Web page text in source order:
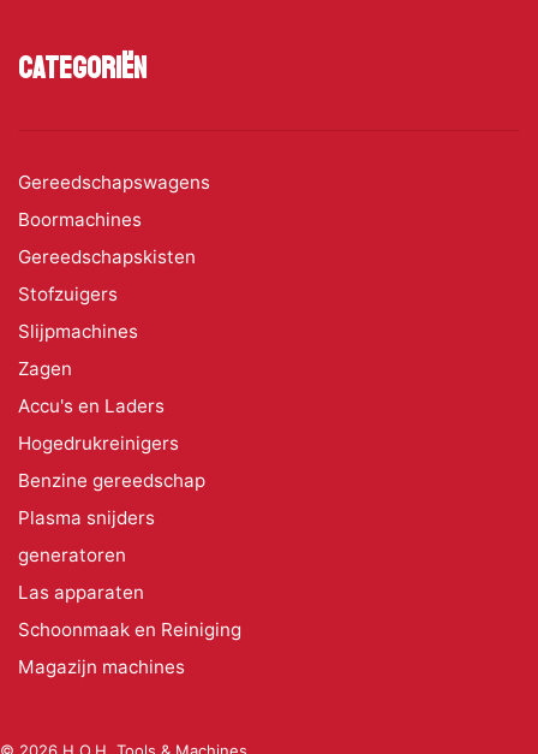
Categoriën
Gereedschapswagens
Boormachines
Gereedschapskisten
Stofzuigers
Slijpmachines
Zagen
Accu's en Laders
Hogedrukreinigers
Benzine gereedschap
Plasma snijders
generatoren
Las apparaten
Schoonmaak en Reiniging
Magazijn machines